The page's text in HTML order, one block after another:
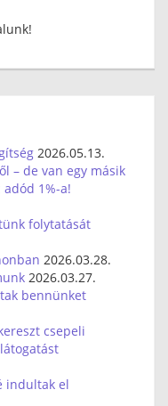
2026.05.13.
– de van egy másik
1%-a!
folytatását
2026.03.28.
2026.03.27.
bennünket
csepeli
indultak el